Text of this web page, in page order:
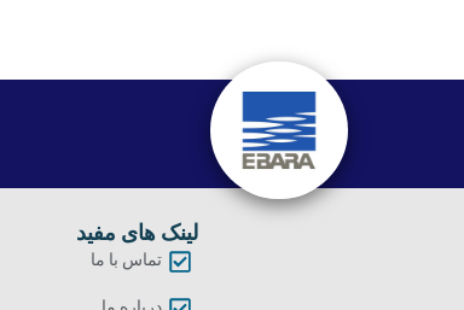
لینک های مفید
تماس با ما